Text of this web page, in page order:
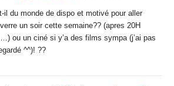
il du monde de dispo et motivé pour aller
un soir cette semaine?? (apres 20H
ou un ciné si y’a des films sympa (j’ai pas
^^)! ??